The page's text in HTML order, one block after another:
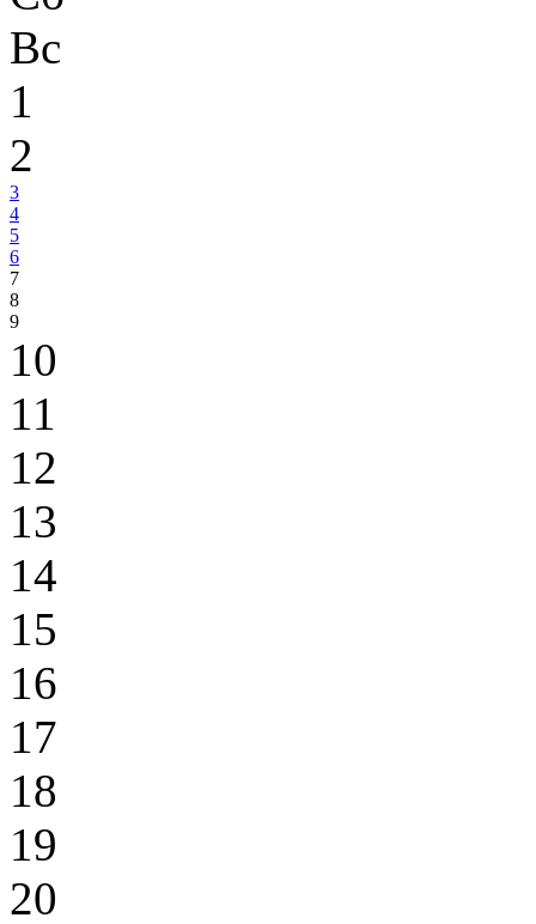
Вс
1
2
3
4
5
6
7
8
9
10
11
12
13
14
15
16
17
18
19
20